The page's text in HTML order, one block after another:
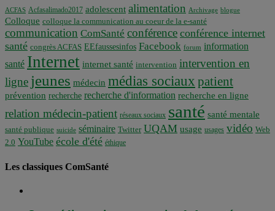
ACFAS Acfasalimado2017 adolescent alimentation Archivage blogue
Colloque colloque la communication au coeur de la e-santé
communication ComSanté conférence conférence internet
santé congrès ACFAS EEfaussesinfos Facebook forum information
santé Internet internet santé intervention intervention en
ligne jeunes médecin médias sociaux patient
prévention recherche recherche d'information recherche en ligne
relation médecin-patient réseaux sociaux santé santé mentale
santé publique suicide séminaire Twitter UQAM usage usages vidéo Web
2.0 YouTube école d'été éthique
Les classiques ComSanté